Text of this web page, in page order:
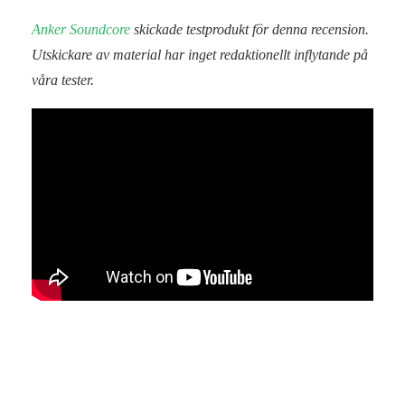
Anker Soundcore skickade testprodukt för denna recension.
Utskickare av material har inget redaktionellt inflytande på
våra tester.